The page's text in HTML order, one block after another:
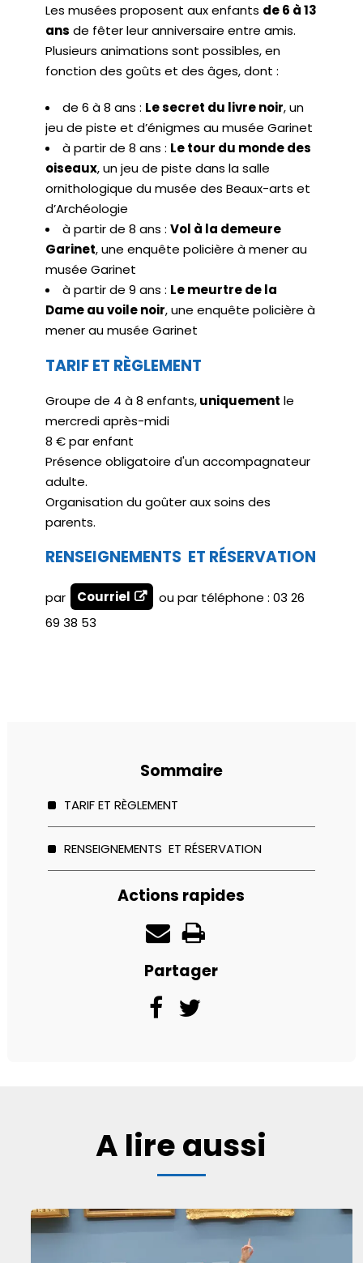
Les musées proposent aux enfants de 6 à 13
ans de fêter leur anniversaire entre amis.
Plusieurs animations sont possibles, en
fonction des goûts et des âges, dont :
de 6 à 8 ans : Le secret du livre noir, un
jeu de piste et d’énigmes au musée Garinet
à partir de 8 ans : Le tour du monde des
oiseaux, un jeu de piste dans la salle
ornithologique du musée des Beaux-arts et
d’Archéologie
à partir de 8 ans : Vol à la demeure
Garinet, une enquête policière à mener au
musée Garinet
à partir de 9 ans : Le meurtre de la
Dame au voile noir, une enquête policière à
mener au musée Garinet
TARIF ET RÈGLEMENT
Groupe de 4 à 8 enfants,uniquement le
mercredi après-midi
8 € par enfant
Présence obligatoire d'un accompagnateur
adulte.
Organisation du goûter aux soins des
parents.
RENSEIGNEMENTS ET RÉSERVATION
par Courriel
ou par téléphone : 03 26
69 38 53
Sommaire
TARIF ET RÈGLEMENT
RENSEIGNEMENTS ET RÉSERVATION
Actions rapides
Partager
A lire aussi